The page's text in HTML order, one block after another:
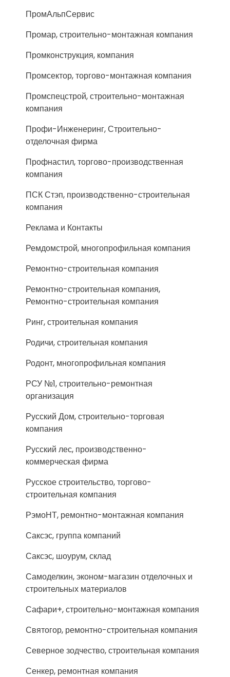
ПромАльпСервис
Промар, строительно-монтажная компания
Промконструкция, компания
Промсектор, торгово-монтажная компания
Промспецстрой, строительно-монтажная
компания
Профи-Инженеринг, Строительно-
отделочная фирма
Профнастил, торгово-производственная
компания
ПСК Стэп, производственно-строительная
компания
Реклама и Контакты
Ремдомстрой, многопрофильная компания
Ремонтно-строительная компания
Ремонтно-строительная компания,
Ремонтно-строительная компания
Ринг, строительная компания
Родичи, строительная компания
Родонт, многопрофильная компания
РСУ №1, строительно-ремонтная
организация
Русский Дом, строительно-торговая
компания
Русский лес, производственно-
коммерческая фирма
Русское строительство, торгово-
строительная компания
РэмоНТ, ремонтно-монтажная компания
Саксэс, группа компаний
Саксэс, шоурум, склад
Самоделкин, эконом-магазин отделочных и
строительных материалов
Сафари+, строительно-монтажная компания
Святогор, ремонтно-строительная компания
Северное зодчество, строительная компания
Сенкер, ремонтная компания